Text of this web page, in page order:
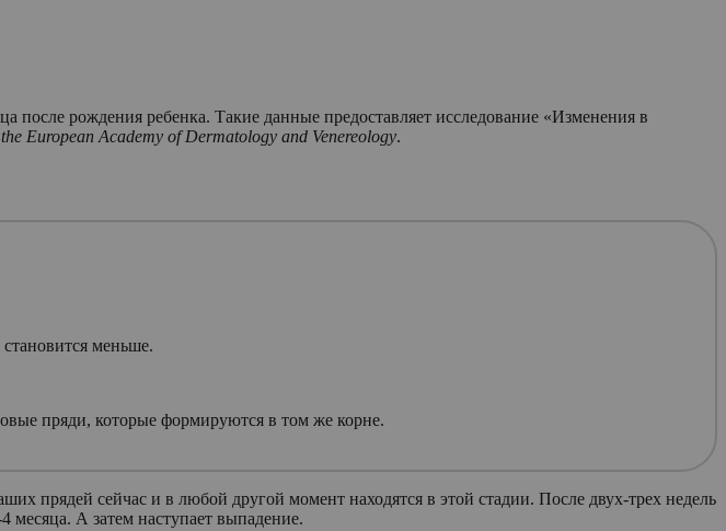
после рождения ребенка. Такие данные предоставляет исследование «Изменения в
European Academy of Dermatology and Venereology.
меньше.
пряди, которые формируются в том же корне.
прядей сейчас и в любой другой момент находятся в этой стадии. После двух-трех недель
месяца. А затем наступает выпадение.